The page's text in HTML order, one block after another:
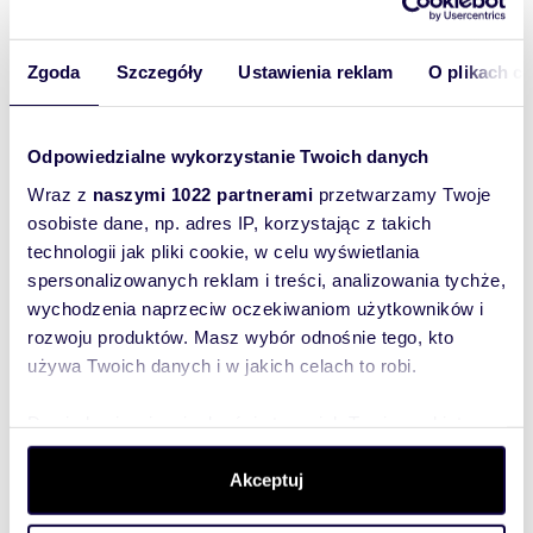
Zgoda Szczegóły Ustawienia reklam O plikach
Odpowiedzialne wykorzystanie Twoich danych
Wraz z naszymi 1022 partnerami przetwarzamy Twoje
osobiste dane, np. adres IP, korzystając z takich
technologii jak pliki cookie, w celu wyświetlania
spersonalizowanych reklam i treści, analizowania tychże,
wychodzenia naprzeciw oczekiwaniom użytkowników i
rozwoju produktów. Masz wybór odnośnie tego, kto
używa Twoich danych i w jakich celach to robi.
dane są przetwarzane oraz ustaw własne preferencje w
. W Deklaracji plików cookie możesz
zmienić lub wycofać swoją zgodę w dowolnej chwili.
Akceptuj
Freedom Warszawa Ochota
WaldemarSiwiński
887777 Pokaż telefon
Zostaw telefon, oddzwonimy
bezpłatnie